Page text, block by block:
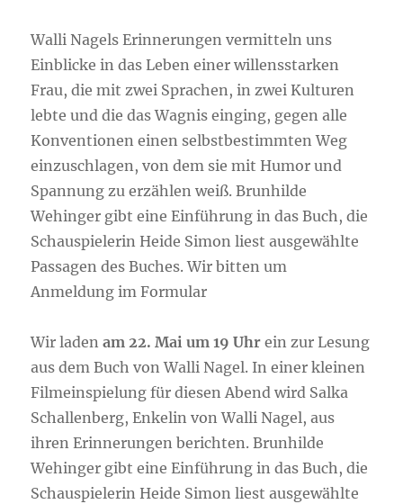
Walli Nagels Erinnerungen vermitteln uns
Einblicke in das Leben einer willensstarken
Frau, die mit zwei Sprachen, in zwei Kulturen
lebte und die das Wagnis einging, gegen alle
Konventionen einen selbstbestimmten Weg
einzuschlagen, von dem sie mit Humor und
Spannung zu erzählen weiß. Brunhilde
Wehinger gibt eine Einführung in das Buch, die
Schauspielerin Heide Simon liest ausgewählte
Passagen des Buches. Wir bitten um
Anmeldung im Formular
Wir ladenam 22. Mai um 19 Uhr ein zur Lesung
aus dem Buch von Walli Nagel. In einer kleinen
Filmeinspielung für diesen Abend wird Salka
Schallenberg, Enkelin von Walli Nagel, aus
ihren Erinnerungen berichten. Brunhilde
Wehinger gibt eine Einführung in das Buch, die
Schauspielerin Heide Simon liest ausgewählte